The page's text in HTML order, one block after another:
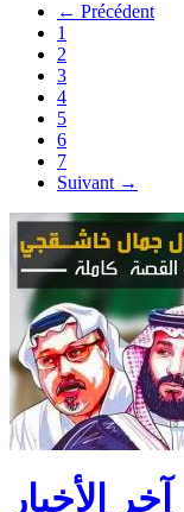
← Précédent
1
2
3
4
5
6
7
Suivant →
آخر الأخبار